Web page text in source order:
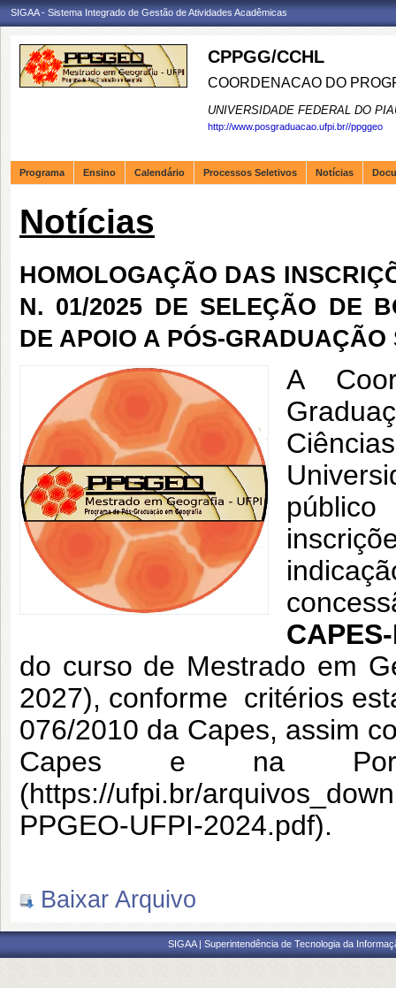
SIGAA - Sistema Integrado de Gestão de Atividades Acadêmicas
CPPGG/CCHL
COORDENACAO DO
UNIVERSIDADE FEDERAL DO
http://www.posgraduacao.ufpi.br//ppggeo
Programa Ensino Calendário Processos Seletivos Notícias
Notícias
HOMOLOGAÇÃO DAS
N. 01/2025 DE SELEÇÃO DE
DE APOIO A PÓS-GRADUAÇÃO
A
do curso de Mestrado em
2027), conforme critérios
076/2010 da Capes, assim
Capes e na
(https://ufpi.br/
PPGEO-UFPI-2024.pdf).
Baixar Arquivo
SIGAA | Superintendência de Tecnologia da